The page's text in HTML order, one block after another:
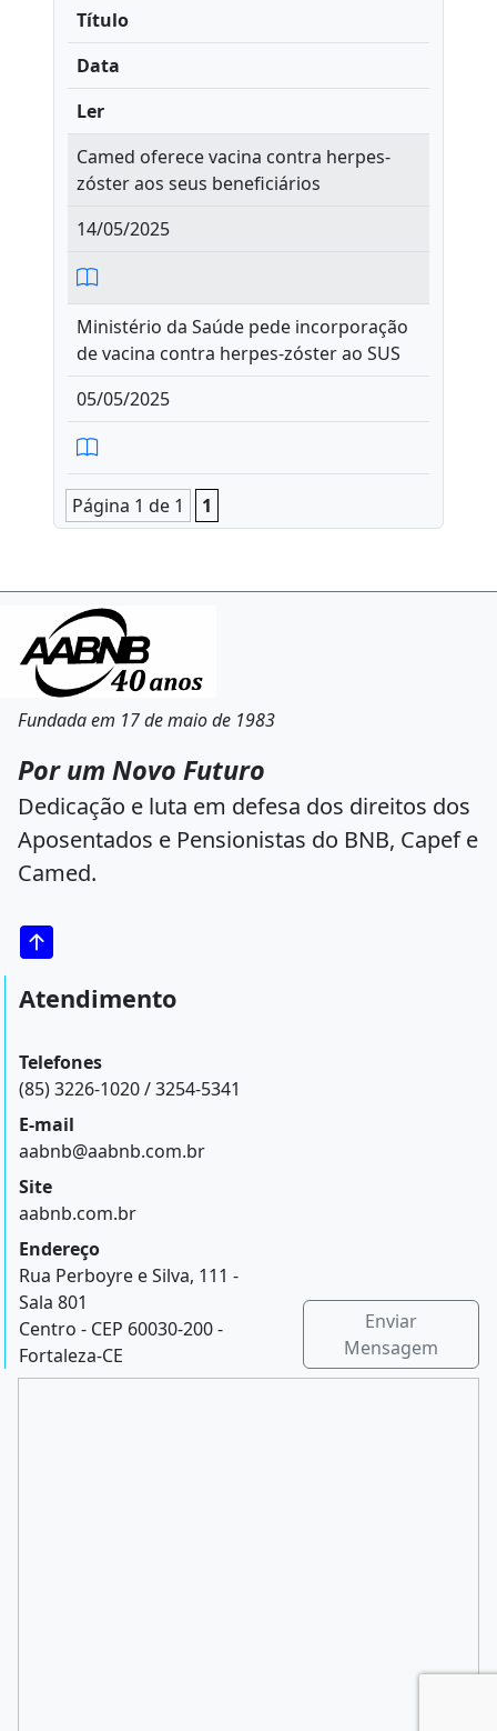
Título
Data
Ler
Camed oferece vacina contra herpes-
zóster aos seus beneficiários
14/05/2025
Ministério da Saúde pede incorporação
de vacina contra herpes-zóster ao SUS
05/05/2025
Página 1 de 1 1
Fundada em 17 de maio de 1983
Por um Novo Futuro
Dedicação e luta em defesa dos direitos dos
Aposentados e Pensionistas do BNB, Capef e
Camed.
Atendimento
Telefones
(85) 3226-1020 / 3254-5341
E-mail
aabnb@aabnb.com.br
Site
aabnb.com.br
Endereço
Rua Perboyre e Silva, 111 -
Sala 801
Centro - CEP 60030-200 -
Fortaleza-CE
Enviar
Mensagem